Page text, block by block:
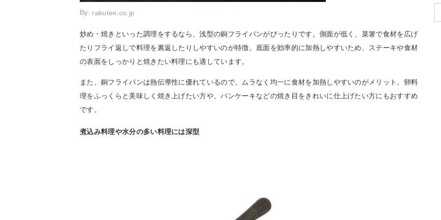
By: rakuten.co.jp
炒め・焼きといった調理をするなら、浅型の銅フライパンがぴったりです。側面が低く、菜箸で食材を広げ
たりフライ返しで料理を裏返したりしやすいのが特徴。底面を効率的に加熱しやすいため、ステーキや食材
の表面をしっかりと焼きたい料理にも適しています。
また、銅フライパンは熱伝導性に優れているので、ムラなく均一に食材を加熱しやすいのがメリット。卵料
理をふっくらと美味しく焼き上げたい方や、パンケーキなどの焼き目をきれいに仕上げたい方にもおすすめ
です。
煮込み料理や水分の多い料理には深型